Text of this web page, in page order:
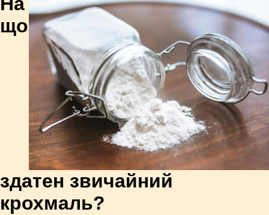
що
здатен звичайний
крохмаль?